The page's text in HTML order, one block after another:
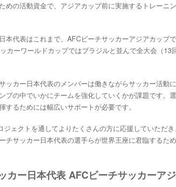
めの活動資金で、アジアカップ前に実施するトレーニ
本代表はこれまで、AFCビーチサッカーアジアカッ
カーワールドカップではブラジルと並んで全大会（
ッカー日本代表のメンバーは働きながらサッカー活動
プの中でいかにチームを強化していくかが課題です。
するためには幅広いサポートが必要です。
ジェクトを通してよりたくさんの方に応援していただ
チサッカー日本代表の選手らが世界王座に君臨するた
カー日本代表 AFCビーチサッカーア